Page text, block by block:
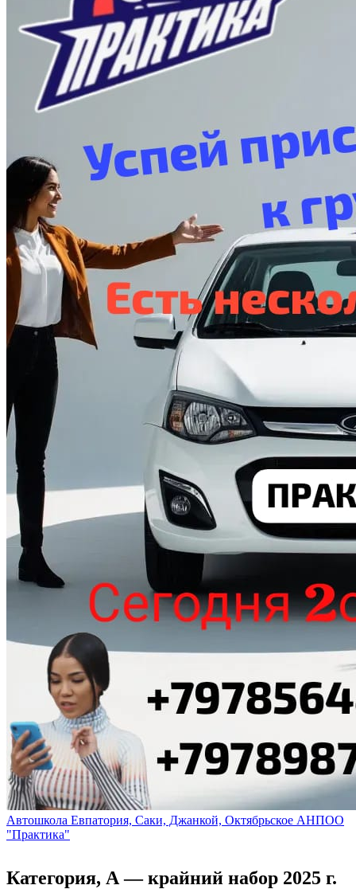
Автошкола Евпатория, Саки, Джанкой, Октябрьское АНПОО
"Практика"
Категория, А — крайний набор 2025 г.